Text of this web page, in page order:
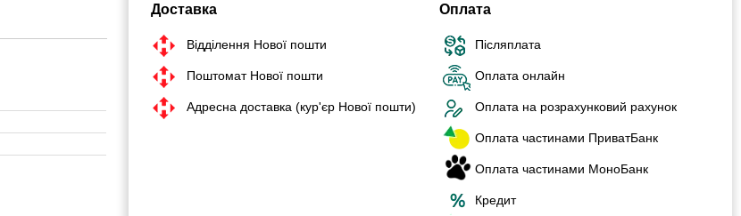
Доставка
Відділення Нової пошти
Поштомат Нової пошти
Адресна доставка (кур'єр Нової пошти)
Оплата
Післяплата
Оплата онлайн
Оплата на розрахунковий рахунок
Оплата частинами ПриватБанк
Оплата частинами МоноБанк
Кредит